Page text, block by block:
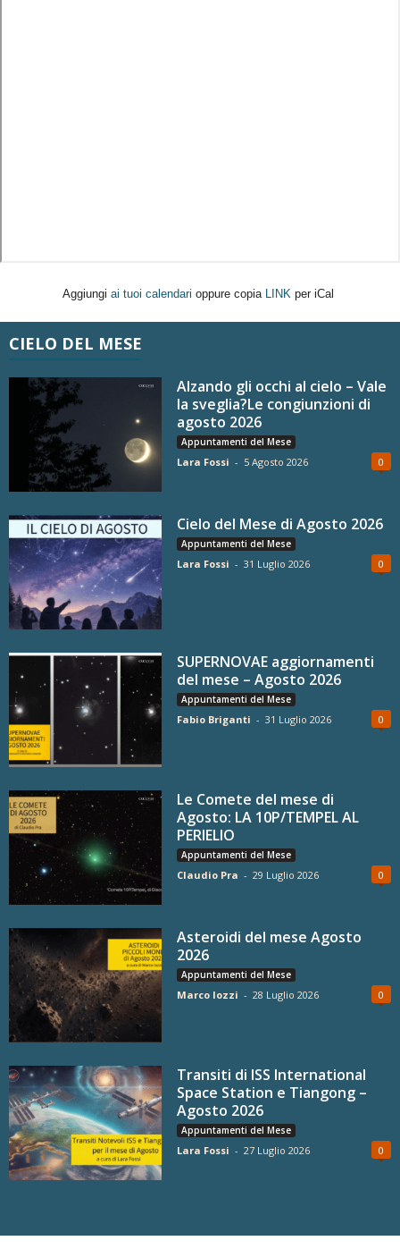
Aggiungi ai tuoi calendari oppure copia LINK per iCal
CIELO DEL MESE
Alzando gli occhi al cielo – Vale
la sveglia?Le congiunzioni di
agosto 2026
Appuntamenti del Mese
Lara Fossi - 5 Agosto 2026 0
Cielo del Mese di Agosto 2026
Appuntamenti del Mese
Lara Fossi - 31 Luglio 2026 0
SUPERNOVAE aggiornamenti
del mese – Agosto 2026
Appuntamenti del Mese
Fabio Briganti - 31 Luglio 2026 0
Le Comete del mese di
Agosto: LA 10P/TEMPEL AL
PERIELIO
Appuntamenti del Mese
Claudio Pra - 29 Luglio 2026 0
Asteroidi del mese Agosto
2026
Appuntamenti del Mese
Marco Iozzi - 28 Luglio 2026 0
Transiti di ISS International
Space Station e Tiangong –
Agosto 2026
Appuntamenti del Mese
Lara Fossi - 27 Luglio 2026 0